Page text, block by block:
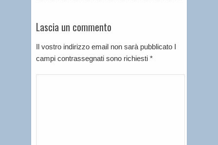
Lascia un commento
Il vostro indirizzo email non sarà pubblicato I
campi contrassegnati sono richiesti *